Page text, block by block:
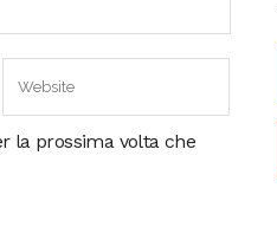
la prossima volta che